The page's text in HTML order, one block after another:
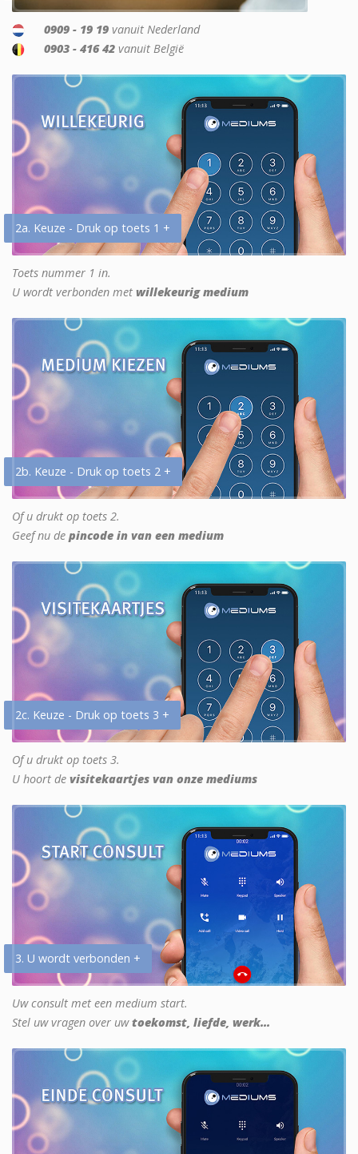
0909 - 19 19 vanuit Nederland
0903 - 416 42 vanuit België
2a. Keuze - Druk op toets 1 +
Toets nummer 1 in.
U wordt verbonden met willekeurig medium
2b. Keuze - Druk op toets 2 +
Of u drukt op toets 2.
Geef nu de pincode in van een medium
2c. Keuze - Druk op toets 3 +
Of u drukt op toets 3.
U hoort de visitekaartjes van onze mediums
3. U wordt verbonden +
Uw consult met een medium start.
Stel uw vragen over uwtoekomst, liefde, werk...